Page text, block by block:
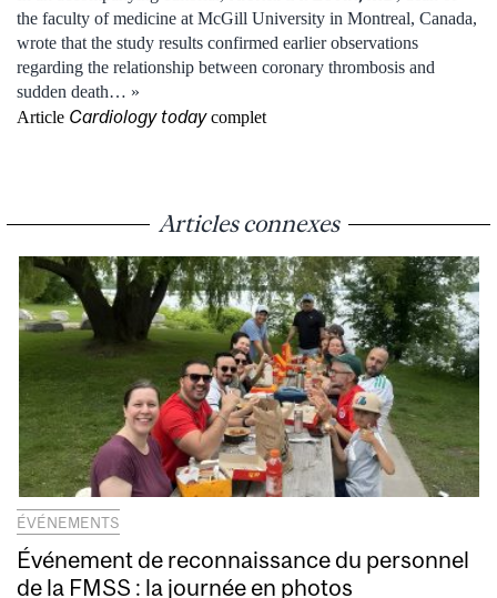
the faculty of medicine at McGill University in Montreal, Canada,
wrote that the study results confirmed earlier observations
regarding the relationship between coronary thrombosis and
sudden death… »
Article Cardiology todaycomplet
Articles connexes
ÉVÉNEMENTS
Événement de reconnaissance du personnel
de la FMSS : la journée en photos